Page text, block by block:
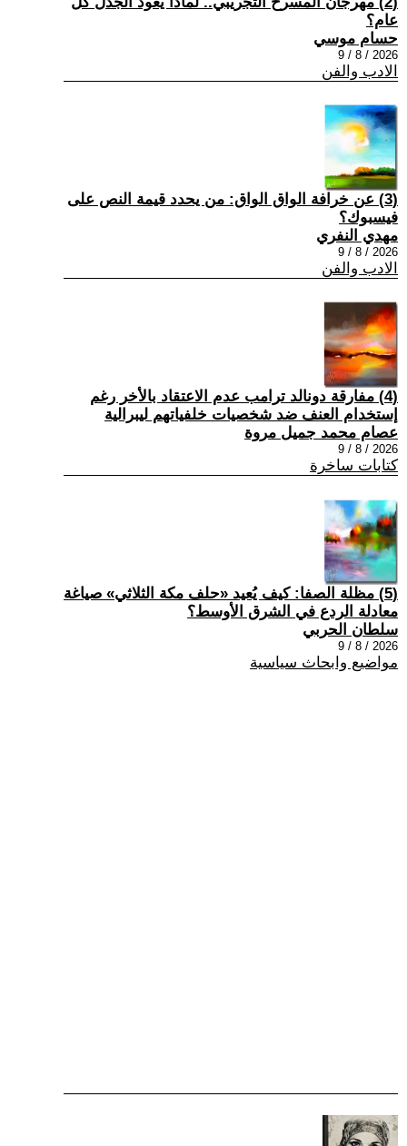
عام؟
حسام موسي
2026 / 8 / 9
الادب والفن
(3) عن خرافة الواق الواق: من يحدد قيمة النص على
فيسبوك؟
مهدي النفري
2026 / 8 / 9
الادب والفن
(4) مفارقة دونالد ترامب عدم الاعتقاد بالأخر رغم
إستخدام العنف ضد شخصيات خلفياتهم ليبرالية
عصام محمد جميل مروة
2026 / 8 / 9
كتابات ساخرة
(5) مظلة الصفا: كيف يُعيد «حلف مكة الثلاثي» صياغة
معادلة الردع في الشرق الأوسط؟
سلطان الحربي
2026 / 8 / 9
مواضيع وابحاث سياسية